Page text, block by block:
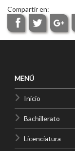
Compartir en:
MENÚ
Inicio
Bachillerato
Licenciatura